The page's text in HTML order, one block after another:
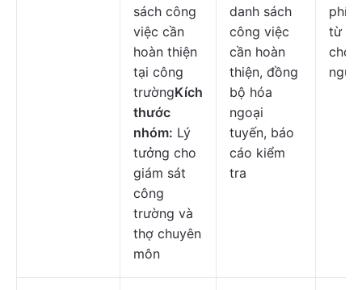
sách công
việc cần
hoàn thiện
tại công
trườngKích
thước
nhóm: Lý
tưởng cho
giám sát
công
trường và
thợ chuyên
môn
danh sách
công việc
cần hoàn
thiện, đồng
bộ hóa
ngoại
tuyến, báo
cáo kiểm
tra
phí
từ
cho